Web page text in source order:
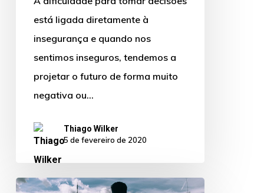
está ligada diretamente à
insegurança e quando nos
sentimos inseguros, tendemos a
projetar o futuro de forma muito
negativa ou…
Thiago Wilker
5 de fevereiro de 2020
Razão